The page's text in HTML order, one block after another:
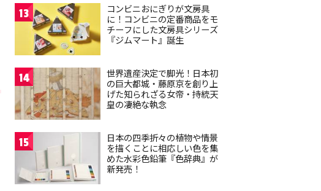
13
コンビニおにぎりが文房具
に！コンビニの定番商品をモ
チーフにした文房具シリーズ
『ジムマート』誕生
14
世界遺産決定で脚光！日本初
の巨大都城・藤原京を創り上
げた知られざる女帝・持統天
皇の凄絶な執念
15
日本の四季折々の植物や情景
を描くことに相応しい色を集
めた水彩色鉛筆『色辞典』が
新発売！